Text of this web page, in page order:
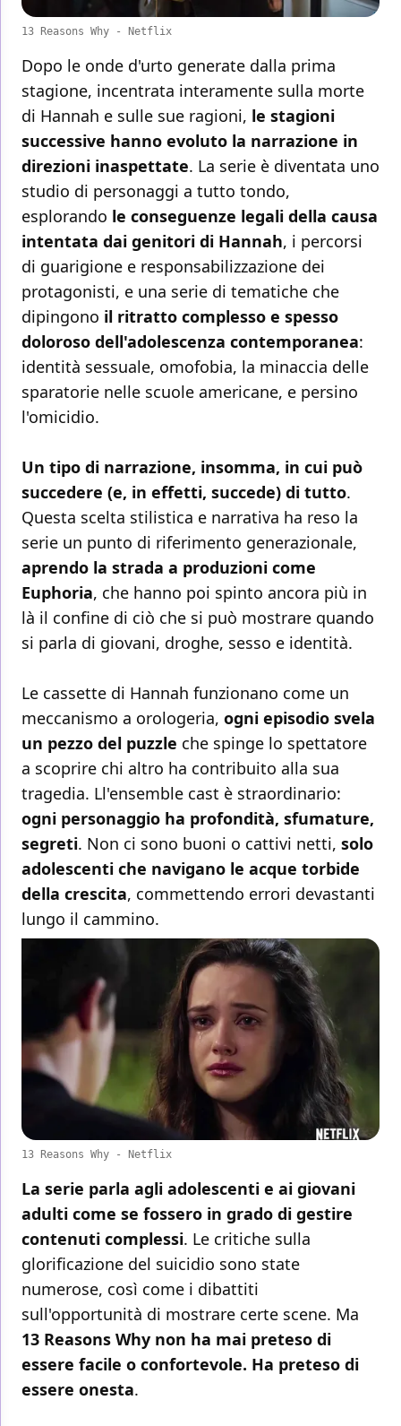
13 Reasons Why - Netflix
Dopo le onde d'urto generate dalla prima
stagione, incentrata interamente sulla morte
di Hannah e sulle sue ragioni, le stagioni
successive hanno evoluto la narrazione in
direzioni inaspettate. La serie è diventata uno
studio di personaggi a tutto tondo,
esplorando le conseguenze legali della causa
intentata dai genitori di Hannah, i percorsi
di guarigione e responsabilizzazione dei
protagonisti, e una serie di tematiche che
dipingono il ritratto complesso e spesso
doloroso dell'adolescenza contemporanea:
identità sessuale, omofobia, la minaccia delle
sparatorie nelle scuole americane, e persino
l'omicidio.
Un tipo di narrazione, insomma, in cui può
succedere (e, in effetti, succede) di tutto.
Questa scelta stilistica e narrativa ha reso la
serie un punto di riferimento generazionale,
aprendo la strada a produzioni come
Euphoria, che hanno poi spinto ancora più in
là il confine di ciò che si può mostrare quando
si parla di giovani, droghe, sesso e identità.
Le cassette di Hannah funzionano come un
meccanismo a orologeria, ogni episodio svela
un pezzo del puzzle che spinge lo spettatore
a scoprire chi altro ha contribuito alla sua
tragedia. Ll'ensemble cast è straordinario:
ogni personaggio ha profondità, sfumature,
segreti. Non ci sono buoni o cattivi netti, solo
adolescenti che navigano le acque torbide
della crescita, commettendo errori devastanti
lungo il cammino.
13 Reasons Why - Netflix
La serie parla agli adolescenti e ai giovani
adulti come se fossero in grado di gestire
contenuti complessi. Le critiche sulla
glorificazione del suicidio sono state
numerose, così come i dibattiti
sull'opportunità di mostrare certe scene. Ma
13 Reasons Why non ha mai preteso di
essere facile o confortevole. Ha preteso di
essere onesta.